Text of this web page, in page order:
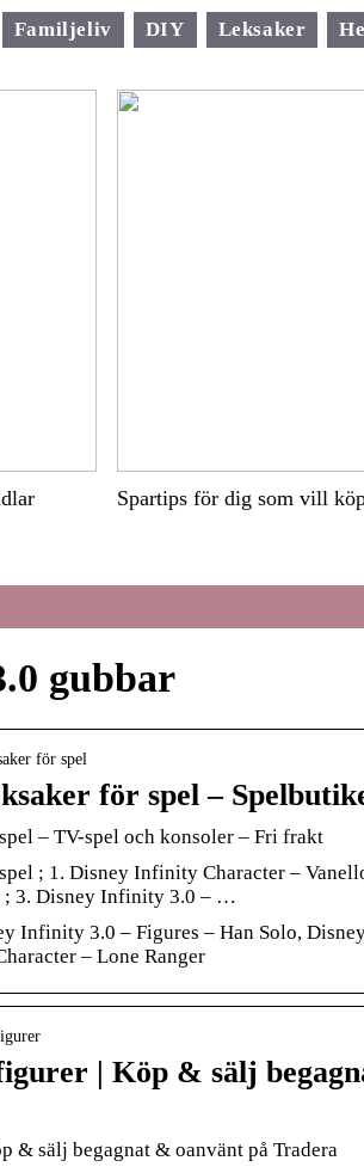
Familjeliv DIY Leksaker
Spartips för dig som vill
gubbar
för spel
för spel –
– TV-spel och konsoler – Fri frakt
; 1. Disney Infinity Character –
3. Disney Infinity 3.0 – …
Infinity 3.0 – Figures – Han Solo,
– Lone Ranger
| Köp & sälj
sälj begagnat & oanvänt på Tradera